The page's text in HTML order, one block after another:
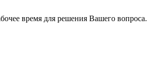
время для решения Вашего вопроса.